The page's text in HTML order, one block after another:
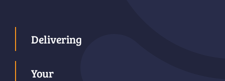
Delivering
Your